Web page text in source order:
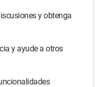
y obtenga
y ayude a otros